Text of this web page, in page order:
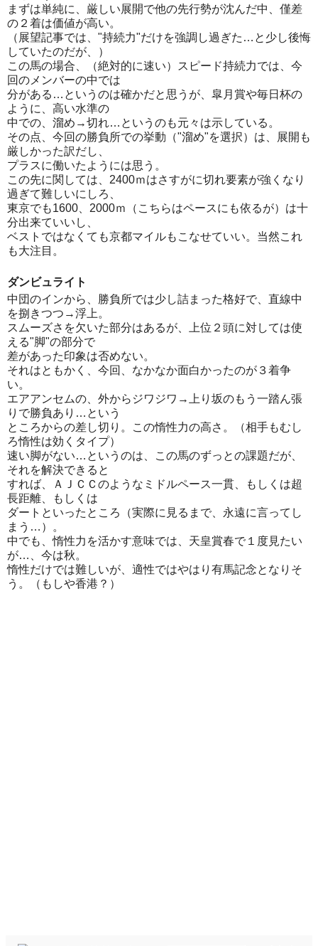
まずは単純に、厳しい展開で他の先行勢が沈んだ中、僅差
の２着は価値が高い。
（展望記事では、"持続力"だけを強調し過ぎた…と少し後悔
していたのだが、）
この馬の場合、（絶対的に速い）スピード持続力では、今
回のメンバーの中では
分がある…というのは確かだと思うが、皐月賞や毎日杯の
ように、高い水準の
中での、溜め→切れ…というのも元々は示している。
その点、今回の勝負所での挙動（"溜め"を選択）は、展開も
厳しかった訳だし、
プラスに働いたようには思う。
この先に関しては、2400ｍはさすがに切れ要素が強くなり
過ぎて難しいにしろ、
東京でも1600、2000ｍ（こちらはペースにも依るが）は十
分出来ていいし、
ベストではなくても京都マイルもこなせていい。当然これ
も大注目。
ダンビュライト
中団のインから、勝負所では少し詰まった格好で、直線中
を捌きつつ→浮上。
スムーズさを欠いた部分はあるが、上位２頭に対しては使
える"脚"の部分で
差があった印象は否めない。
それはともかく、今回、なかなか面白かったのが３着争
い。
エアアンセムの、外からジワジワ→上り坂のもう一踏ん張
りで勝負あり…という
ところからの差し切り。この惰性力の高さ。（相手もむし
ろ惰性は効くタイプ）
速い脚がない…というのは、この馬のずっとの課題だが、
それを解決できると
すれば、ＡＪＣＣのようなミドルペース一貫、もしくは超
長距離、もしくは
ダートといったところ（実際に見るまで、永遠に言ってし
まう…）。
中でも、惰性力を活かす意味では、天皇賞春で１度見たい
が…、今は秋。
惰性だけでは難しいが、適性ではやはり有馬記念となりそ
う。（もしや香港？）